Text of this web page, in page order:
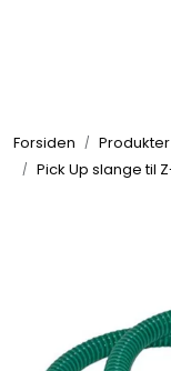
Forsiden Produkter
Pick Up slange til
Produkter
Om oss